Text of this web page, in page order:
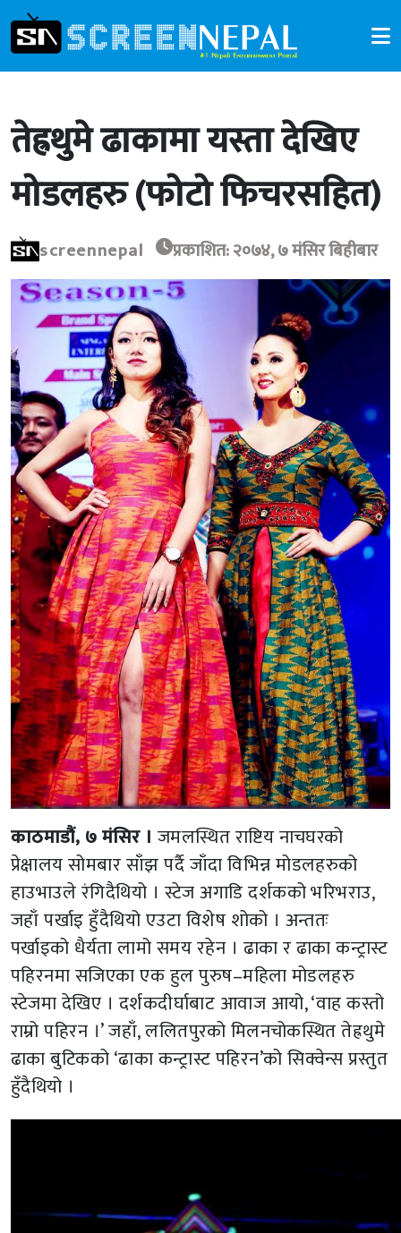
तेह्रथुमे ढाकामा यस्ता देखिए
मोडलहरु (फोटो फिचरसहित)
screennepal प्रकाशित: २०७४, ७ मंसिर बिहीबार
काठमाडौं, ७ मंसिर । जमलस्थित राष्टिय नाचघरको
प्रेक्षालय सोमबार साँझ पर्दै जाँदा विभिन्न मोडलहरुको
हाउभाउले रंगिदैथियो । स्टेज अगाडि दर्शकको भरिभराउ,
जहाँ पर्खाइ हुँदैथियो एउटा विशेष शोको । अन्ततः
पर्खाइको धैर्यता लामो समय रहेन । ढाका र ढाका कन्ट्रास्ट
पहिरनमा सजिएका एक हुल पुरुष–महिला मोडलहरु
स्टेजमा देखिए । दर्शकदीर्घाबाट आवाज आयो, ‘वाह कस्तो
राम्रो पहिरन ।’ जहाँ, ललितपुरको मिलनचोकस्थित तेह्रथुमे
ढाका बुटिकको ‘ढाका कन्ट्रास्ट पहिरन’को सिक्वेन्स प्रस्तुत
हुँदैथियो ।